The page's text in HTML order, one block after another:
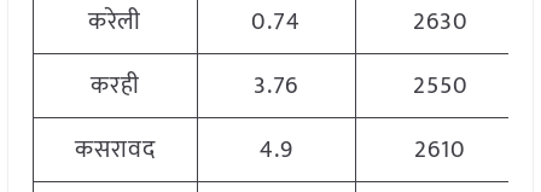
करेली
0.74
2630
करही
3.76
2550
कसरावद
4.9
2610